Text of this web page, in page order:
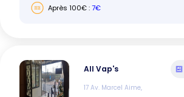
Après 100€ :7€
All Vap's
17 Av. Marcel Aime,